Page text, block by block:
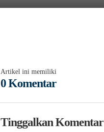
Artikel ini memiliki
0 Komentar
Tinggalkan Komentar